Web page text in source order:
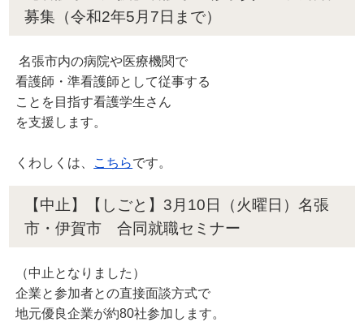
募集（令和2年5月7日まで）
名張市内の病院や医療機関で
看護師・準看護師として従事する
ことを目指す看護学生さん
を支援します。
くわしくは、 こちらです。
【中止】【しごと】3月10日（火曜日）名張
市・伊賀市 合同就職セミナー
（中止となりました）
企業と参加者との直接面談方式で
地元優良企業が約80社参加します。